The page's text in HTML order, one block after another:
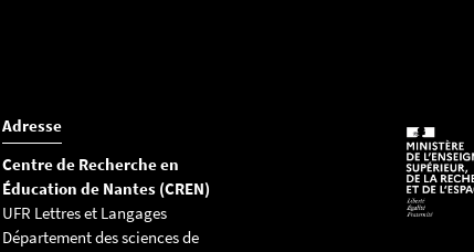
Adresse
Centre de Recherche en
Éducation de Nantes (CREN)
UFR Lettres et Langages
Département des sciences de